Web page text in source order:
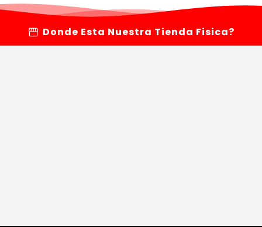
storefront Donde Esta Nuestra Tienda Fisica?